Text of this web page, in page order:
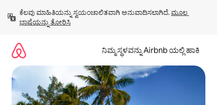
ಹೋಗಿ
ಕೆಲವು ಮಾಹಿತಿಯನ್ನು ಸ್ವಯಂಚಾಲಿತವಾಗಿ ಅನುವಾದಿಸಲಾಗಿದೆ. ಮೂಲ
ಭಾಷೆಯನ್ನು ತೋರಿಸಿ
ನಿಮ್ಮ ಸ್ಥಳವನ್ನು Airbnb ಯಲ್ಲಿ ಹಾಕಿ